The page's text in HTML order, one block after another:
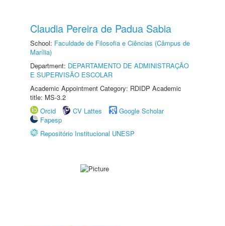
Claudia Pereira de Padua Sabia
School: Faculdade de Filosofia e Ciências (Câmpus de
Marília)
Department: DEPARTAMENTO DE ADMINISTRAÇÃO
E SUPERVISÃO ESCOLAR
Academic Appointment Category: RDIDP Academic
title: MS-3.2
Orcid
CV Lattes
Google Scholar
Fapesp
Repositório Institucional UNESP